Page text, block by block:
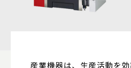
産業機器は、生産活動を